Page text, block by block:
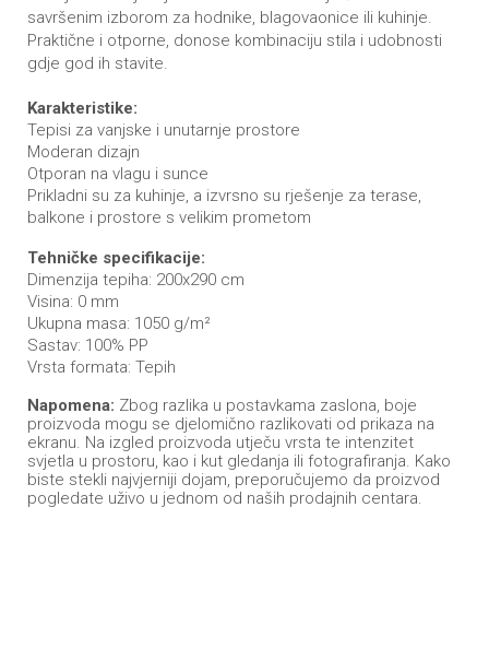
savršenim izborom za hodnike, blagovaonice ili kuhinje.
Praktične i otporne, donose kombinaciju stila i udobnosti
gdje god ih stavite.
Karakteristike:
Tepisi za vanjske i unutarnje prostore
Moderan dizajn
Otporan na vlagu i sunce
Prikladni su za kuhinje, a izvrsno su rješenje za terase,
balkone i prostore s velikim prometom
Tehničke specifikacije:
Dimenzija tepiha: 200x290 cm
Visina: 0 mm
Ukupna masa: 1050 g/m²
Sastav: 100% PP
Vrsta formata: Tepih
Napomena: Zbog razlika u postavkama zaslona, boje
proizvoda mogu se djelomično razlikovati od prikaza na
ekranu. Na izgled proizvoda utječu vrsta te intenzitet
svjetla u prostoru, kao i kut gledanja ili fotografiranja. Kako
biste stekli najvjerniji dojam, preporučujemo da proizvod
pogledate uživo u jednom od naših prodajnih centara.